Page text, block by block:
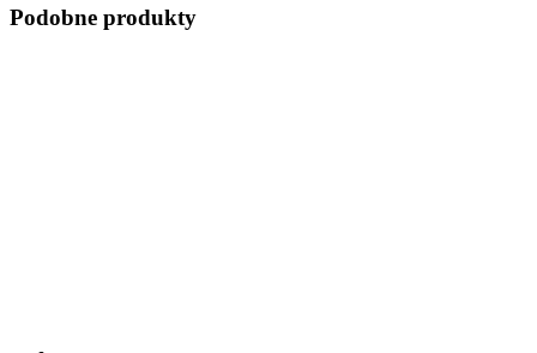
Podobne produkty